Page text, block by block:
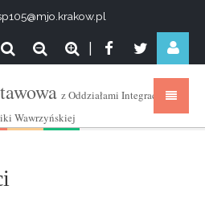
z Oddziałami Integracyjnymi
Wawrzyńskiej